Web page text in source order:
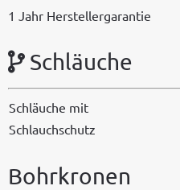
1 Jahr Herstellergarantie
Schläuche
Schläuche mit
Schlauchschutz
Bohrkronen